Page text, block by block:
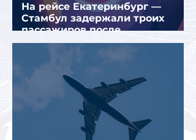
На рейсе Екатеринбург —
Стамбул задержали троих
пассажиров после
предполагаемой серии краж